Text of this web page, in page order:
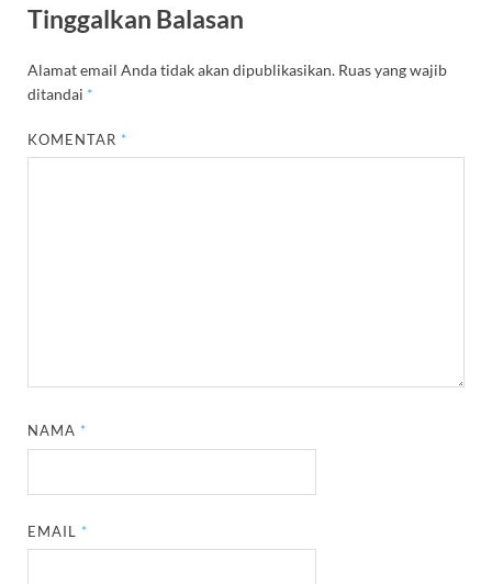
Tinggalkan Balasan
Alamat email Anda tidak akan dipublikasikan. Ruas yang wajib
ditandai *
KOMENTAR *
NAMA *
EMAIL *